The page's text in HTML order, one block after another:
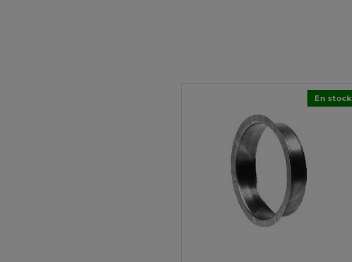
En stock